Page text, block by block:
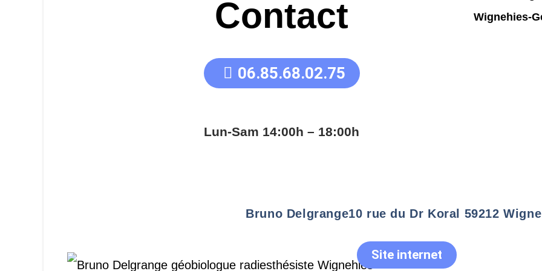
Contact
06.85.68.02.75
Lun-Sam 14:00h – 18:00h
Bruno Delgrange10 rue du Dr Koral 59212
Site internet